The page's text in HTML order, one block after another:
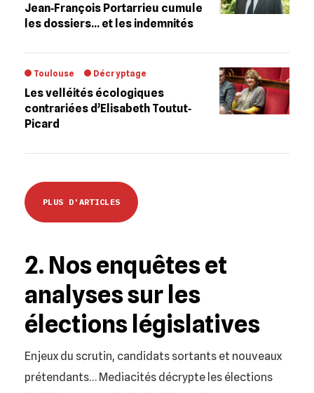
Jean‐François Portarrieu cumule
les dossiers… et les indemnités
Toulouse Décryptage
Les velléités écologiques
contrariées d’Elisabeth Toutut‐
Picard
PLUS D'ARTICLES
2. Nos enquêtes et
analyses sur les
élections législatives
Enjeux du scrutin, candidats sortants et nouveaux
prétendants… Mediacités décrypte les élections